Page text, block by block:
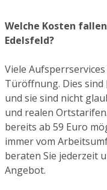
Welche Kosten
Edelsfeld?
Viele
Türöffnung. Dies
und sie sind nicht
und realen
bereits ab 59 Euro
immer vom
beraten Sie jederzeit
Angebot.